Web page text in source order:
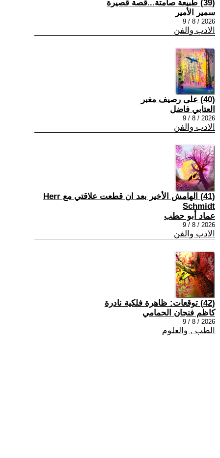
(39) طبيعة صامتة...قصة قصيرة
سمير الأمير
2026 / 8 / 9
الادب والفن
(40) على رصيف مغبر
العتابي فاضل
2026 / 8 / 9
الادب والفن
(41) الهامش الأخير بعد ان قطعت علاقتي مع Herr
Schmidt
عماد أبو حطب
2026 / 8 / 9
الادب والفن
(42) توقعات: ظاهرة فلكية نادرة
كاظم فنجان الحمامي
2026 / 8 / 9
الطب , والعلوم